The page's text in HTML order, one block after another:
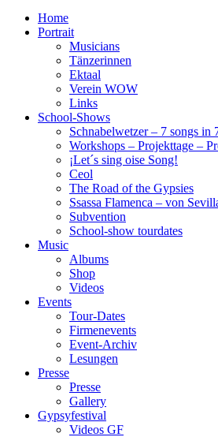
Home
Portrait
Musicians
Tänzerinnen
Ektaal
Verein WOW
Links
School-Shows
Schnabelwetzer – 7 songs in
Workshops – Projekttage –
¡Let´s sing oise Song!
Ceol
The Road of the Gypsies
Ssassa Flamenca – von
Subvention
School-show tourdates
Music
Albums
Shop
Videos
Events
Tour-Dates
Firmenevents
Event-Archiv
Lesungen
Presse
Presse
Gallery
Gypsyfestival
Videos GF